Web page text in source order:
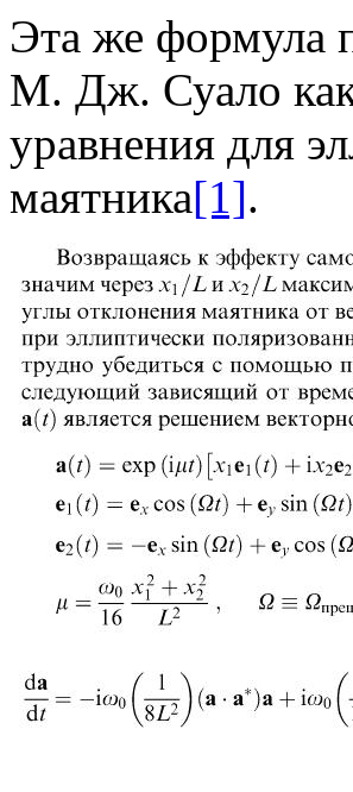
Эта же формула
М. Дж. Суало как
уравнения для
маятника[1].